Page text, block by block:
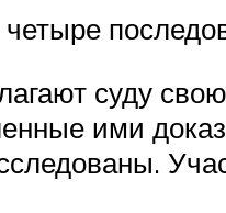
суду
ими